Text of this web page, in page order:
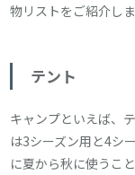
物リストをご紹介しま
テント
キャンプといえば、
は3シーズン用と4シ
に夏から秋に使うこ